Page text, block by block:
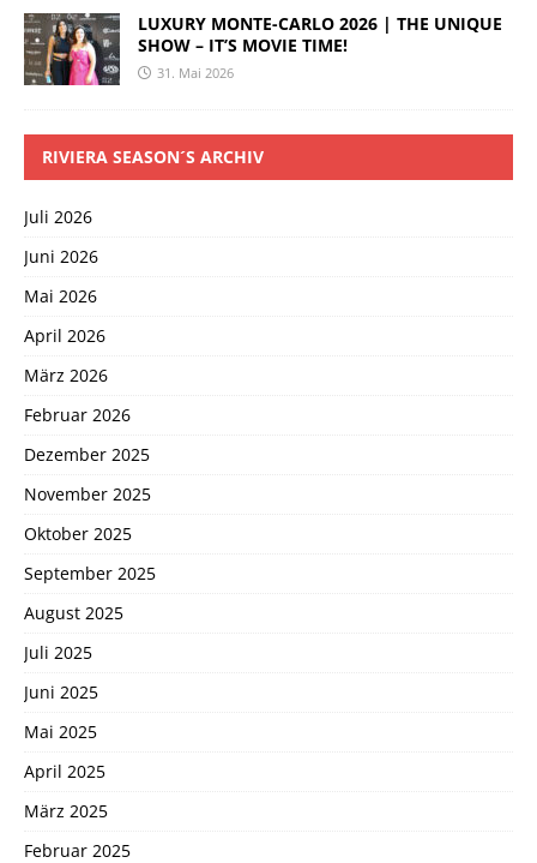
LUXURY MONTE-CARLO 2026 | THE UNIQUE
SHOW – IT’S MOVIE TIME!
31. Mai 2026
RIVIERA SEASON´S ARCHIV
Juli 2026
Juni 2026
Mai 2026
April 2026
März 2026
Februar 2026
Dezember 2025
November 2025
Oktober 2025
September 2025
August 2025
Juli 2025
Juni 2025
Mai 2025
April 2025
März 2025
Februar 2025